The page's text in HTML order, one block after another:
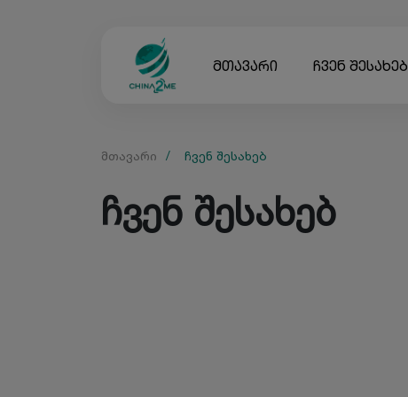
მთავარი ჩვენ შესახებ
მთავარი / ჩვენ შესახებ
ჩვენ შესახებ